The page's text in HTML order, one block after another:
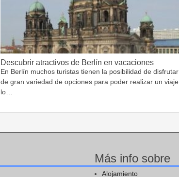
Descubrir atractivos de Berlín en vacaciones
En Berlín muchos turistas tienen la posibilidad de disfrutar
de gran variedad de opciones para poder realizar un viaje
lo…
Más info sobre
Alojamiento